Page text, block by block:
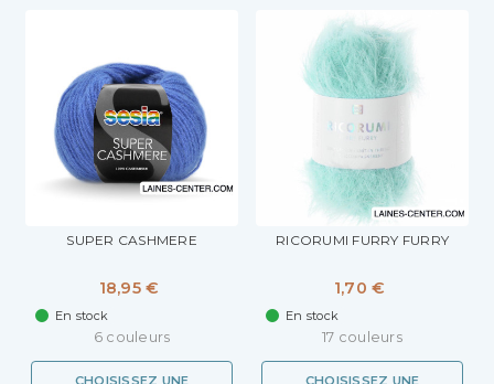
SUPER CASHMERE
18,95 €
En stock
6 couleurs
RICORUMI FURRY FURRY
1,70 €
En stock
17 couleurs